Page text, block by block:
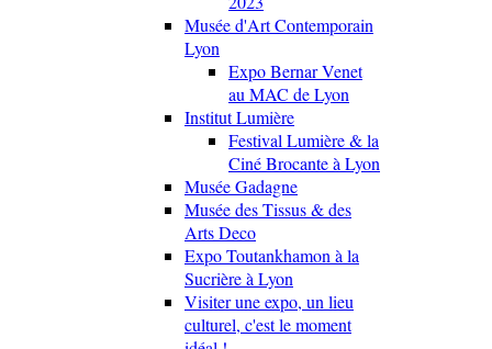
Musée d'Art Contemporain
Lyon
Expo Bernar Venet
au MAC de Lyon
Institut Lumière
Festival Lumière & la
Ciné Brocante à Lyon
Musée Gadagne
Musée des Tissus & des
Arts Deco
Expo Toutankhamon à la
Sucrière à Lyon
Visiter une expo, un lieu
culturel, c'est le moment